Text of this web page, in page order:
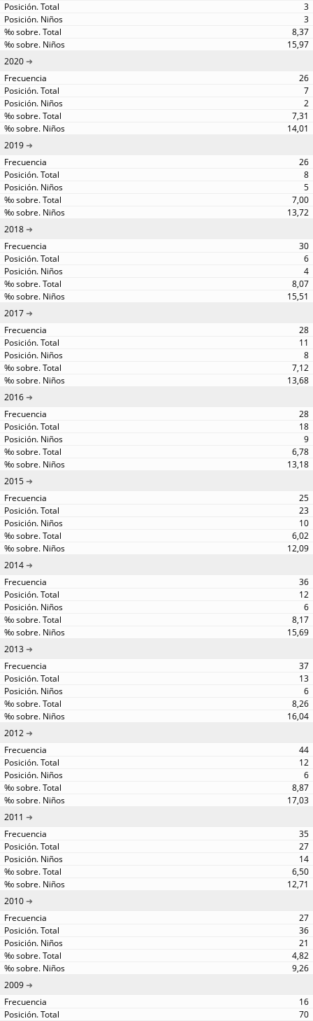
3
3
8,37
15,97
2020
26
7
2
7,31
14,01
2019
26
8
5
7,00
13,72
2018
30
6
4
8,07
15,51
2017
28
11
8
7,12
13,68
2016
28
18
9
6,78
13,18
2015
25
23
10
6,02
12,09
2014
36
12
6
8,17
15,69
2013
37
13
6
8,26
16,04
2012
44
12
6
8,87
17,03
2011
35
27
14
6,50
12,71
2010
27
36
21
4,82
9,26
2009
16
70